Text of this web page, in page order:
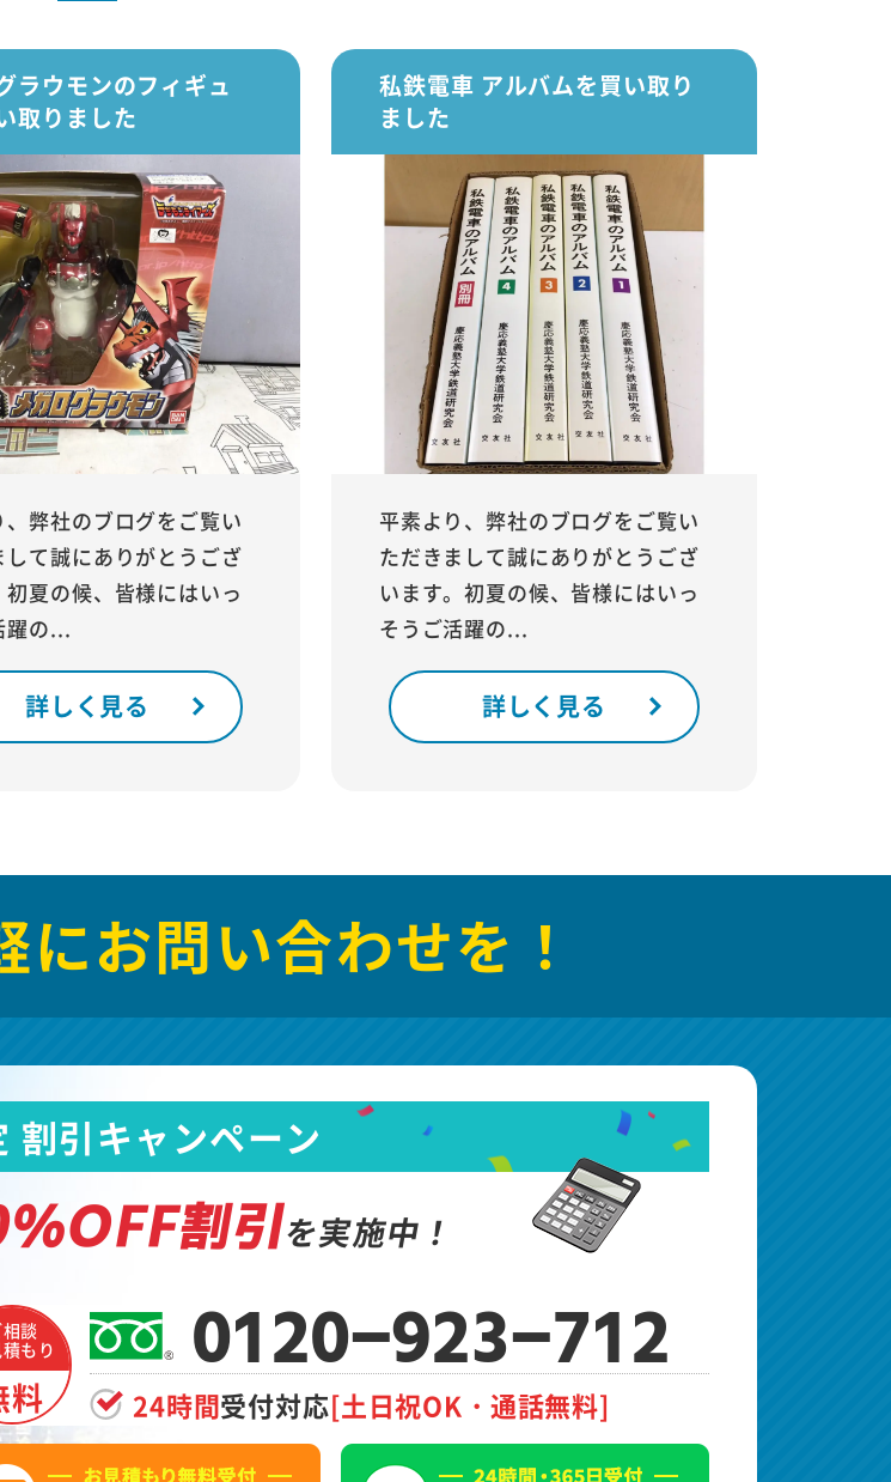
ラウモンのフィギュ
取りました
、弊社のブログをご覧い
して誠にありがとうござ
初夏の候、皆様にはいっ
躍の...
詳しく見る
私鉄電車 アルバムを買い取り
ました
平素より、弊社のブログをご覧い
ただきまして誠にありがとうござ
います。初夏の候、皆様にはいっ
そうご活躍の...
詳しく見る
にお問い合わせを！
割引キャンペーン
割引を実施中！
相談
もり
料
0120-923-712
24時間受付対応[土日祝OK・通話無料]